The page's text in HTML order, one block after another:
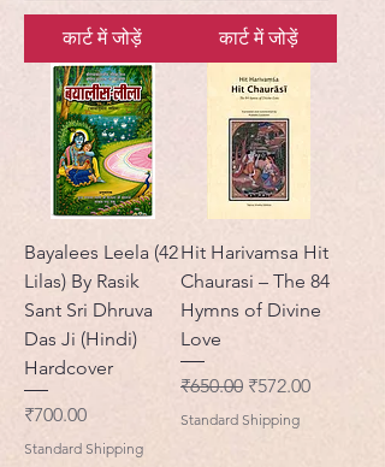
कार्ट में जोड़ें कार्ट में जोड़ें
Bayalees Leela (42
Lilas) By Rasik
Sant Sri Dhruva
Das Ji (Hindi)
Hardcover
मूल्य
₹700.00
Standard Shipping
Hit Harivamsa Hit
Chaurasi – The 84
Hymns of Divine
Love
नियमित मूल्य
₹650.00 बिक्री मूल्य
₹572.00
Standard Shipping